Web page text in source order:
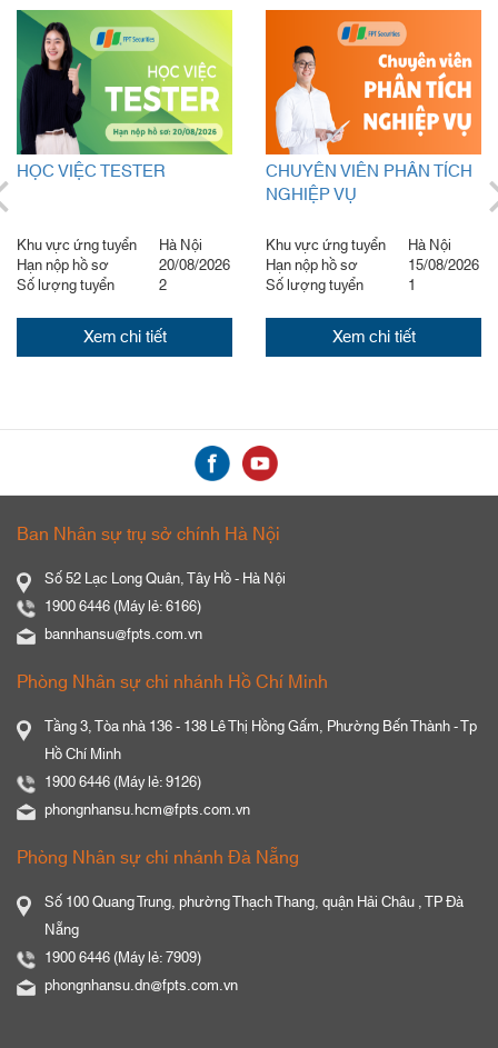
CHUYÊN VIÊN PHÂN TÍCH
Khu vực ứng tuyển Hà Nội
Hạn nộp hồ sơ 15/08/2026
Số lượng tuyển
Xem chi tiết
CHƯƠNG TRÌNH ĐÀO TẠO
CHUYÊN VIÊN MÔI GIỚI
TRIỂN KHÁCH HÀNG CÁ
NHÂN
Khu vực ứng tuyển Hà Nội
Hạn nộp hồ sơ 15/08/2026
Số lượng tuyển
Xem chi tiết
Ban Nhân sự trụ sở chính Hà Nội
Số 52 Lạc Long Quân, Tây Hồ - Hà Nội
1900 6446 (Máy lẻ: 6166)
bannhansu@fpts.com.vn
Phòng Nhân sự chi nhánh Hồ Chí Minh
Tầng 3, Tòa nhà 136 - 138 Lê Thị Hồng Gấm, Phường Bến Thành - Tp
Hồ Chí Minh
1900 6446 (Máy lẻ: 9126)
phongnhansu.hcm@fpts.com.vn
Phòng Nhân sự chi nhánh Đà Nẵng
Số 100 Quang Trung, phường Thạch Thang, quận Hải Châu , TP Đà
Nẵng
1900 6446 (Máy lẻ: 7909)
phongnhansu.dn@fpts.com.vn